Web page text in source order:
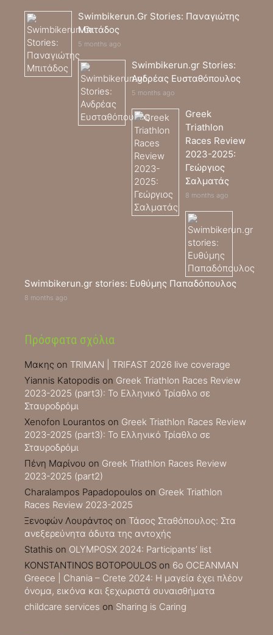
Swimbikerun.Gr Stories: Παναγιώτης
Μπιτάδος
5 months ago
Swimbikerun.gr Stories:
Ανδρέας Ευσταθόπουλος
5 months ago
Greek
Triathlon
Races Review
2023-2025:
Γεώργιος
Σαλματάς
8 months ago
Swimbikerun.gr stories: Ευθύμης Παπαδόπουλος
8 months ago
Πρόσφατα σχόλια
Μακης on TRIMAN | TRIFAST 2026 live coverage
Yiannis Katopodis on Greek Triathlon Races Review
2023-2025 (part3): Το Ελληνικό Τρίαθλο σε
Σταυροδρόμι
Xenofon Lourantos on Greek Triathlon Races Review
2023-2025 (part3): Το Ελληνικό Τρίαθλο σε
Σταυροδρόμι
Πένη Μαρίνου on Greek Triathlon Races Review
2023-2025 (part2)
Charalampos Papadopoulos on Greek Triathlon
Races Review 2023-2025
Ξενοφών Λουράντος on Τάσος Σταθόπουλος: Στα
ανεξερεύνητα άδυτα της αντοχής
Stathis on OLYMPOSX 2024: Participants’ list
KONSTANTINOS BOTOPOULOS on 6ο OCEANMAN
Greece | Chania – Crete 2024: Η μαγεία έχει πλέον
όνομα, εικόνα και ξεχωριστά συναισθήματα
childcare services on Sharing is Caring